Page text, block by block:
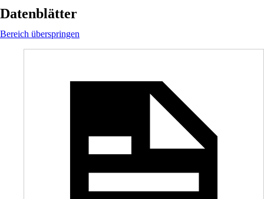
Datenblätter
Bereich überspringen